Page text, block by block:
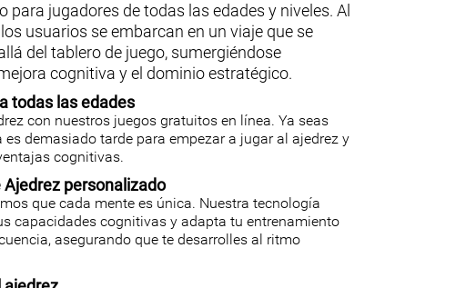
para jugadores de todas las edades y niveles. Al
usuarios se embarcan en un viaje que se
del tablero de juego, sumergiéndose
cognitiva y el dominio estratégico.
todas las edades
con nuestros juegos gratuitos en línea. Ya seas
demasiado tarde para empezar a jugar al ajedrez y
cognitivas.
Ajedrez personalizado
que cada mente es única. Nuestra tecnología
capacidades cognitivas y adapta tu entrenamiento
asegurando que te desarrolles al ritmo